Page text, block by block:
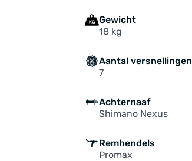
Gewicht
18 kg
Aantal versnellingen
7
Achternaaf
Shimano Nexus
Remhendels
Promax